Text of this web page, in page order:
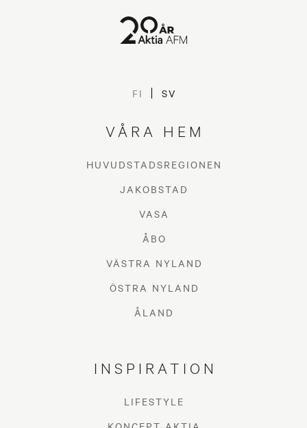
FI SV
VÅRA HEM
HUVUDSTADSREGIONEN
JAKOBSTAD
VASA
ÅBO
VÄSTRA NYLAND
ÖSTRA NYLAND
ÅLAND
INSPIRATION
LIFESTYLE